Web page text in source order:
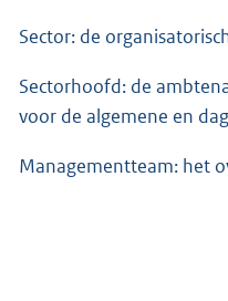
Sector: de
Sectorhoofd: de
voor de algemene en
Managementteam: het